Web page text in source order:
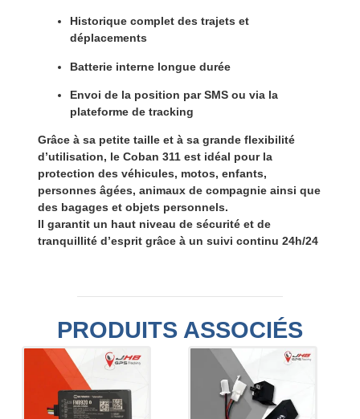
Historique complet des trajets et
déplacements
Batterie interne longue durée
Envoi de la position parSMSou via la
plateforme de tracking
Grâce à sa petite tailleet à sa grande flexibilité
d’utilisation, le Coban 311 est idéal pour la
protection des véhicules, motos, enfants,
personnes âgées, animaux de compagnie ainsi que
des bagages et objets personnels.
Il garantit un haut niveau de sécurité et de
tranquillité d’espritgrâce à un suivi continu 24h/24
PRODUITS ASSOCIÉS